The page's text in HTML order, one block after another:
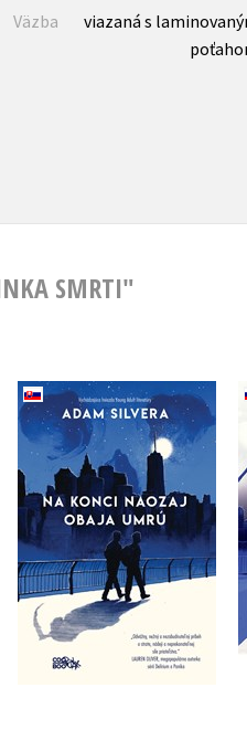
Väzba
viazaná s
SMRTI"
Na konci naozaj obaja
umrú (2. akosť)
Adam Silvera
Do košíka
8,50 €